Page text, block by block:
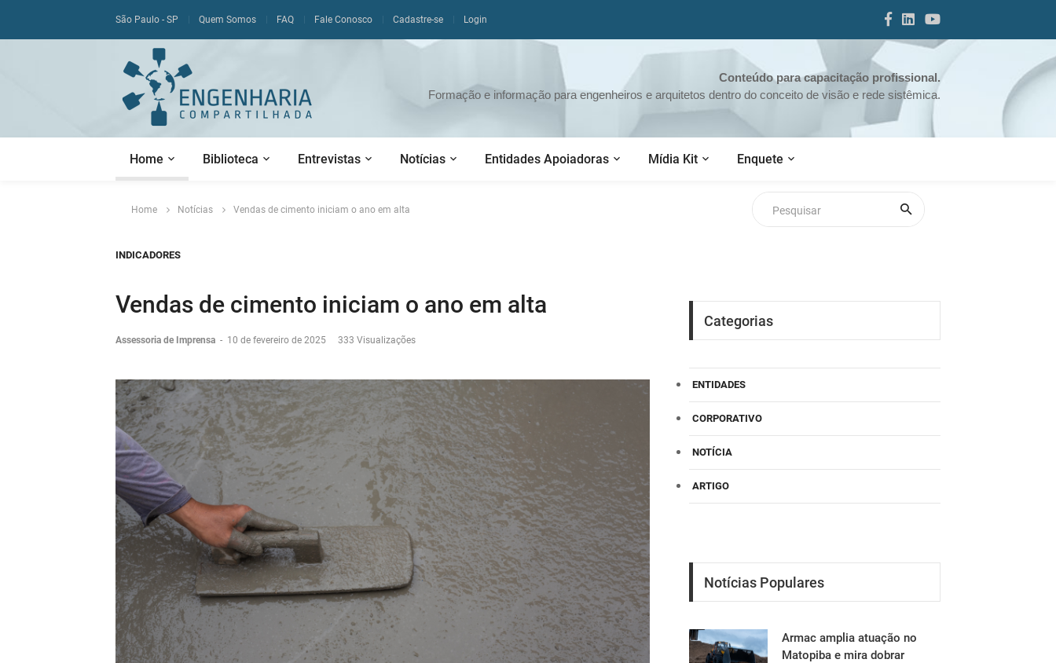
São Paulo - SP Quem Somos FAQ Fale Conosco Cadastre-se Login
Conteúdo para capacitação profissional.
Formação e informação para engenheiros e arquitetos dentro do conceito de visão e rede sistêmica.
Home Biblioteca Entrevistas Notícias Entidades Apoiadoras Mídia Kit Enquete
Home Notícias Vendas de cimento iniciam o ano em alta
INDICADORES
Vendas de cimento iniciam o ano em alta
Assessoria de Imprensa - 10 de fevereiro de 2025 333 Visualizações
Categorias
ENTIDADES
CORPORATIVO
NOTÍCIA
ARTIGO
Notícias Populares
Armac amplia atuação no
Matopiba e mira dobrar